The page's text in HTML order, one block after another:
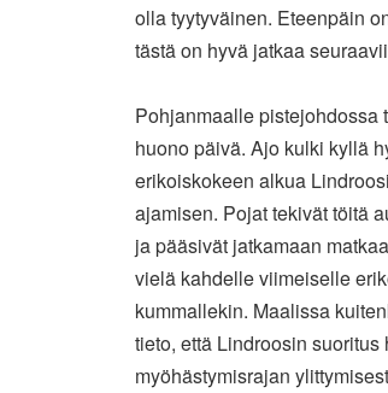
olla tyytyväinen. Eteenpäin
tästä on hyvä jatkaa
Pohjanmaalle pistejohdossa
huono päivä. Ajo kulki kyllä
erikoiskokeen alkua
ajamisen. Pojat tekivät töitä
ja pääsivät jatkamaan
vielä kahdelle viimeiselle
kummallekin. Maalissa
tieto, että Lindroosin
myöhästymisrajan